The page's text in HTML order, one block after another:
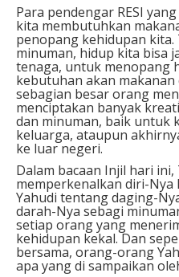
Para pendengar RESI
kita membutuhkan
penopang kehidupan kita.
minuman, hidup kita bisa
tenaga, untuk menopang
kebutuhan akan
sebagian besar orang
menciptakan banyak
dan minuman, baik untuk
keluarga, ataupun
ke luar negeri.
Dalam bacaan Injil hari ini,
memperkenalkan diri-
Yahudi tentang daging-
darah-Nya sebagi
setiap orang yang
kehidupan kekal. Dan
bersama, orang-orang
apa yang di sampaikan